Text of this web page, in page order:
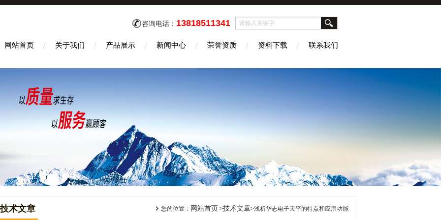
咨询电话： 13818511341
网站首页 关于我们 产品展示 新闻中心 荣誉资质 资料下载 联系我们
技术文章 您的位置： 网站首页 >技术文章>浅析华志电子天平的特点和应用功能